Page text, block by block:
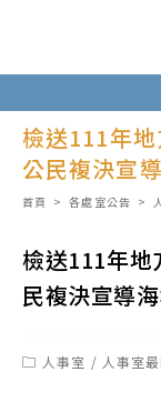
至
主
內
檢送111年
公民複決宣
首頁 > 各處室公告 >
檢送111年
民複決宣導
Post人事室 / 人事室